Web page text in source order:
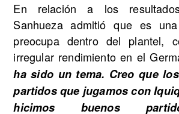
En relación a los
Sanhueza admitió que es
preocupa dentro del plantel,
irregular rendimiento en el
ha sido un tema. Creo que
partidos que jugamos con
hicimos buenos